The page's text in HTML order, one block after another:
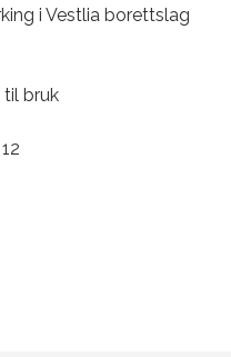
i Vestlia borettslag
til bruk